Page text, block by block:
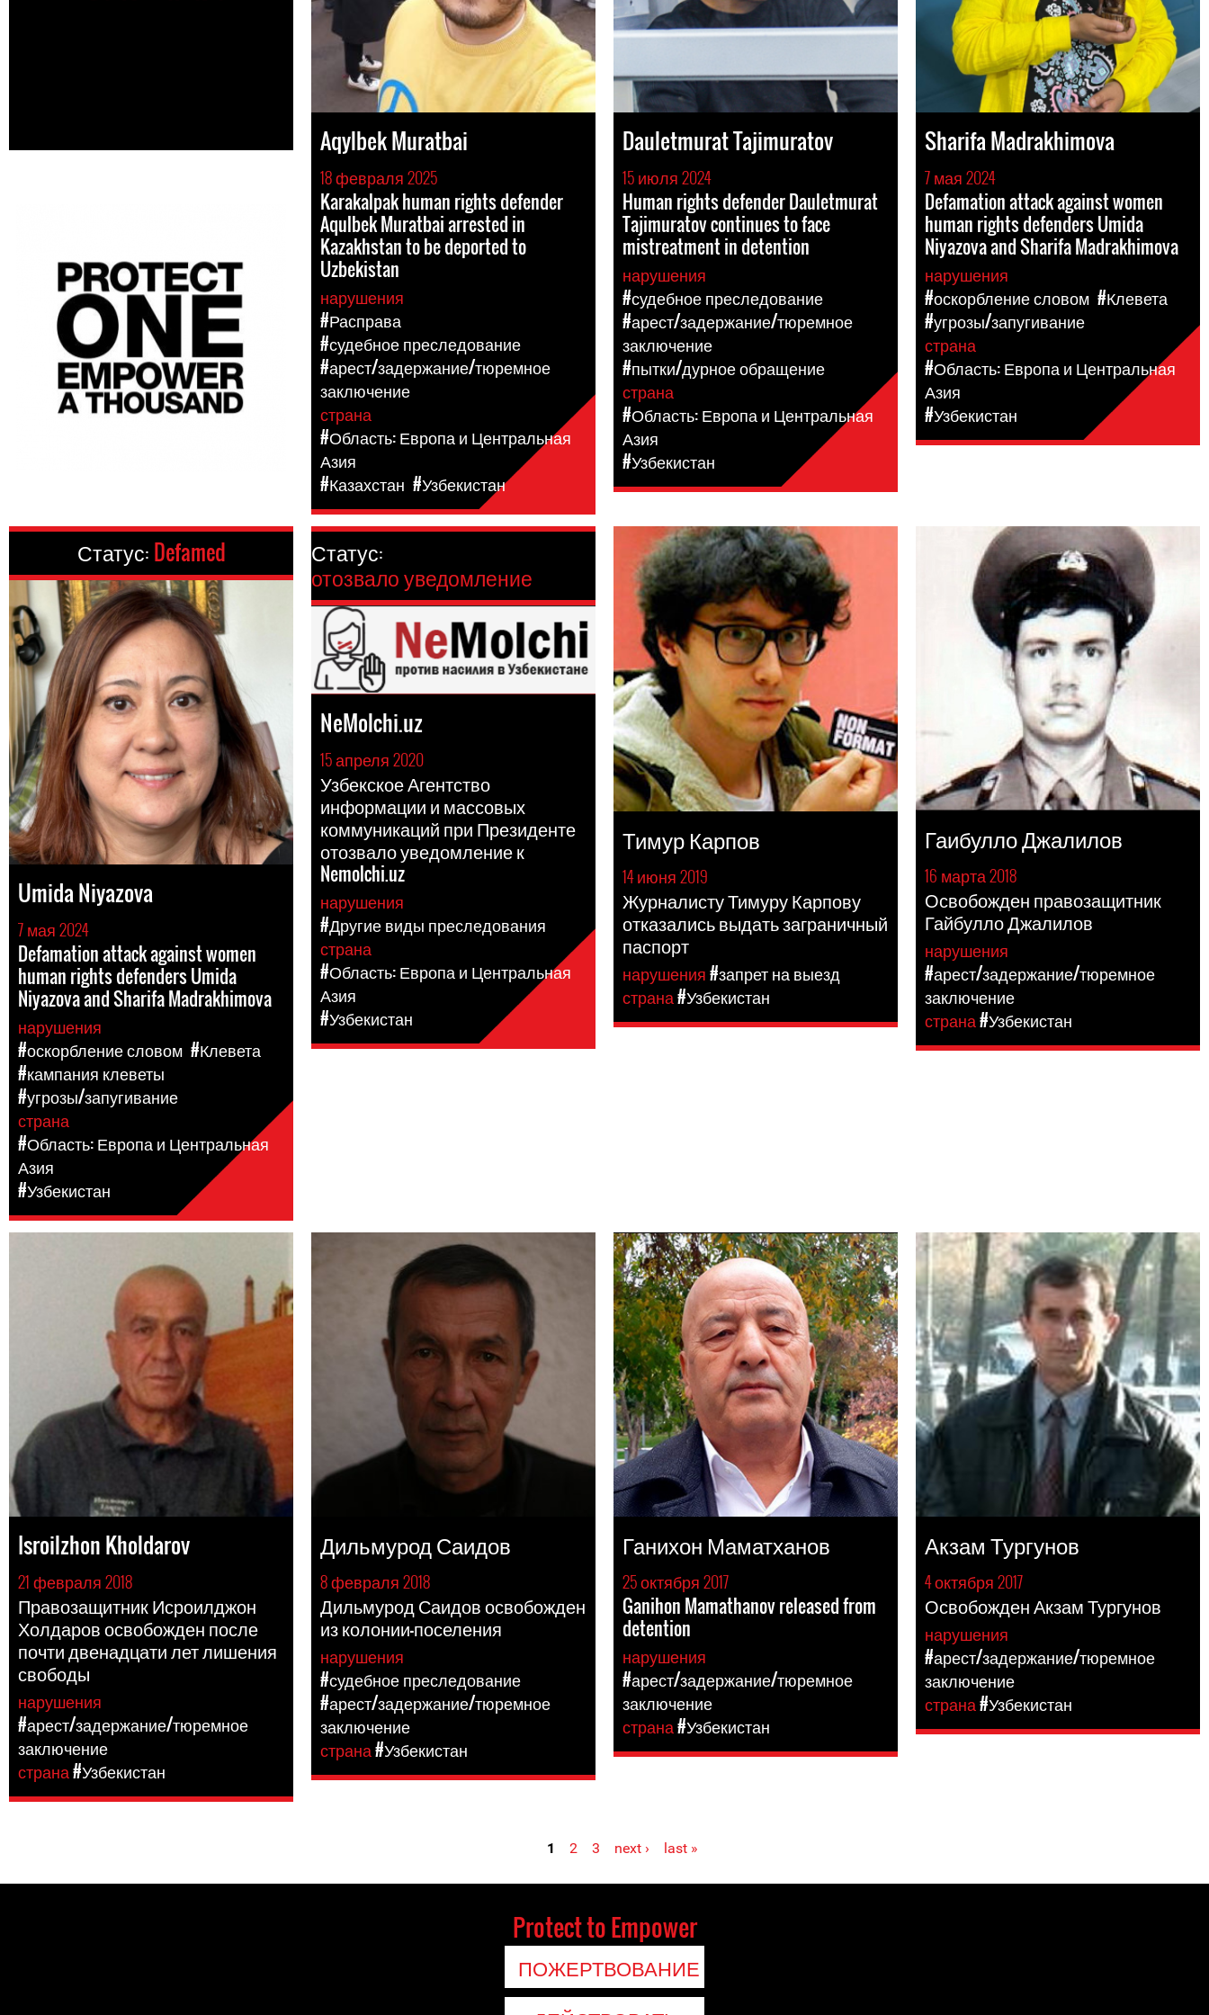
Aqylbek Muratbai
18 февраля 2025
Karakalpak human rights defender
Aqulbek Muratbai arrested in
Kazakhstan to be deported to
Uzbekistan
нарушения
#Расправа
#судебное преследование
#арест/задержание/тюремное
заключение
страна
#Область: Европа и Центральная
Азия
#Казахстан #Узбекистан
Dauletmurat Tajimuratov
15 июля 2024
Human rights defender Dauletmurat
Tajimuratov continues to face
mistreatment in detention
нарушения
#судебное преследование
#арест/задержание/тюремное
заключение
#пытки/дурное обращение
страна
#Область: Европа и Центральная
Азия
#Узбекистан
Sharifa Madrakhimova
7 мая 2024
Defamation attack against women
human rights defenders Umida
Niyazova and Sharifa Madrakhimova
нарушения
#оскорбление словом #Клевета
#угрозы/запугивание
страна
#Область: Европа и Центральная
Азия
#Узбекистан
Статус: Defamed
Umida Niyazova
7 мая 2024
Defamation attack against women
human rights defenders Umida
Niyazova and Sharifa Madrakhimova
нарушения
#оскорбление словом #Клевета
#кампания клеветы
#угрозы/запугивание
страна
#Область: Европа и Центральная
Азия
#Узбекистан
Статус:
отозвало уведомление
NeMolchi.uz
15 апреля 2020
Узбекское Агентство
информации и массовых
коммуникаций при Президенте
отозвало уведомление к
Nemolchi.uz
нарушения
#Другие виды преследования
страна
#Область: Европа и Центральная
Азия
#Узбекистан
Тимур Карпов
14 июня 2019
Журналисту Тимуру Карпову
отказались выдать заграничный
паспорт
нарушения#запрет на выезд
страна#Узбекистан
Гаибулло Джалилов
16 марта 2018
Освобожден правозащитник
Гайбулло Джалилов
нарушения
#арест/задержание/тюремное
заключение
страна#Узбекистан
Isroilzhon Kholdarov
21 февраля 2018
Правозащитник Исроилджон
Холдаров освобожден после
почти двенадцати лет лишения
свободы
нарушения
#арест/задержание/тюремное
заключение
страна#Узбекистан
Дильмурод Саидов
8 февраля 2018
Дильмурод Саидов освобожден
из колонии-поселения
нарушения
#судебное преследование
#арест/задержание/тюремное
заключение
страна#Узбекистан
Ганихон Маматханов
25 октября 2017
Ganihon Mamathanov released from
detention
нарушения
#арест/задержание/тюремное
заключение
страна#Узбекистан
Акзам Тургунов
4 октября 2017
Освобожден Акзам Тургунов
нарушения
#арест/задержание/тюремное
заключение
страна#Узбекистан
Pages 1 2 3 next › last »
Protect to Empower
ПОЖЕРТВОВАНИЕ